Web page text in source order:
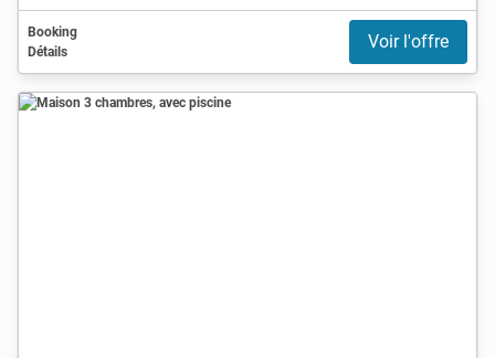
Booking
Détails
Voir l'offre